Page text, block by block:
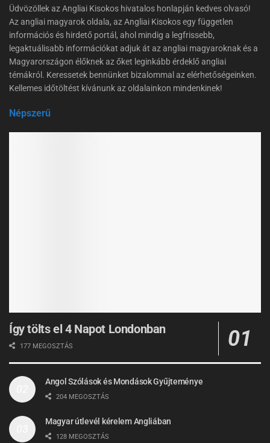
Üdvözöllek az Angliai Kisokos hivatalos honlapján kedves olvasó!
Az angliai magyarok oldala, az Angliai Kisokos egy független
információs és hirdető portál, ahol mindig a legfrissebb,
legaktuálisabb információkat adjuk át az angliai magyaroknak és a
Magyarországon élőknek az őket leginkább érdeklő angliai
témákról. Keressetek bennünket bizalommal az elérhetőségeinken.
Kellemes időtöltést kívánunk az oldalainkon mindenkinek!
Népszerű
Így tölts el 4 Napot Londonban
177 MEGOSZTÁS
Angol Szólások és Mondások Gyűjteménye
204 MEGOSZTÁS
Magyar útlevél kérelem Angliában
128 MEGOSZTÁS